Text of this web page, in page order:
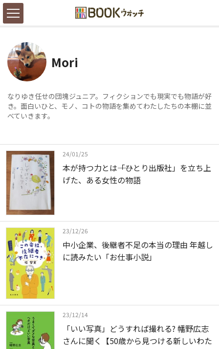
Mori
なりゆき任せの団塊ジュニア。フィクションでも現実でも物語が好
き。面白いひと、モノ、コトの物語を集めてわたしたちの本棚に並
べていきます。
24/01/25
本が持つ力とは――「ひとり出版社」を立ち上
げた、ある女性の物語
23/12/26
中小企業、後継者不足の本当の理由 年越し
に読みたい「お仕事小説」
23/12/14
「いい写真」どうすれば撮れる? 幡野広志
さんに聞く【50歳から見つける新しいわた